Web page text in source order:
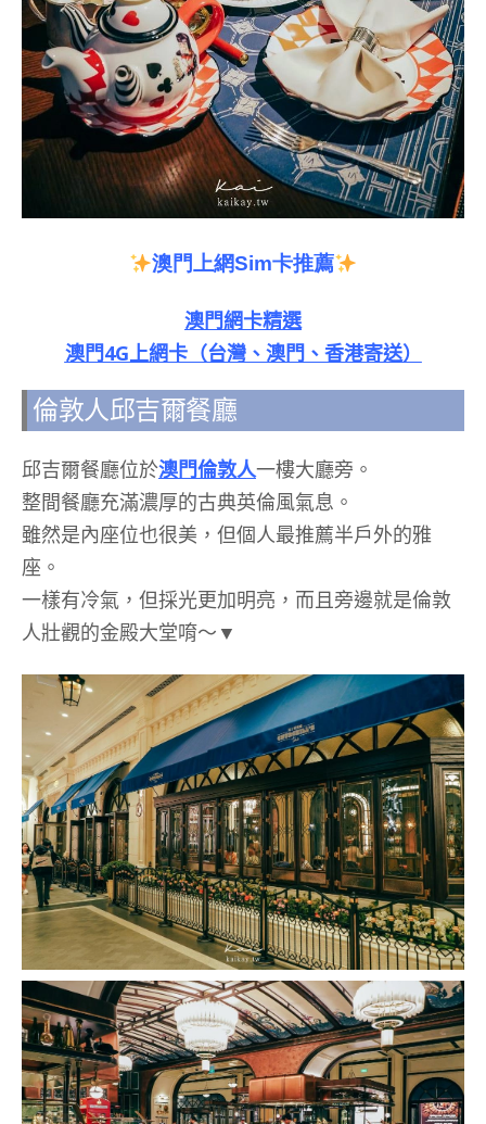
澳門上網Sim卡推薦
澳門網卡精選
澳門4G上網卡（台灣、澳門、香港寄送）
倫敦人邱吉爾餐廳
邱吉爾餐廳位於澳門倫敦人一樓大廳旁。
整間餐廳充滿濃厚的古典英倫風氣息。
雖然是內座位也很美，但個人最推薦半戶外的雅
座。
一樣有冷氣，但採光更加明亮，而且旁邊就是倫敦
人壯觀的金殿大堂唷～▼